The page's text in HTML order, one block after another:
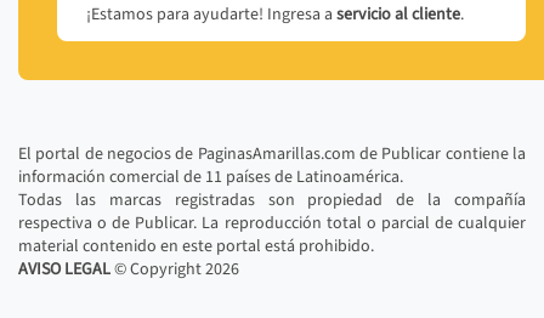
¡Estamos para ayudarte! Ingresa a servicio al cliente.
El portal de negocios de PaginasAmarillas.com de Publicar contiene la
información comercial de 11 países de Latinoamérica.
Todas las marcas registradas son propiedad de la compañía
respectiva o de Publicar. La reproducción total o parcial de cualquier
material contenido en este portal está prohibido.
AVISO LEGAL© Copyright2026